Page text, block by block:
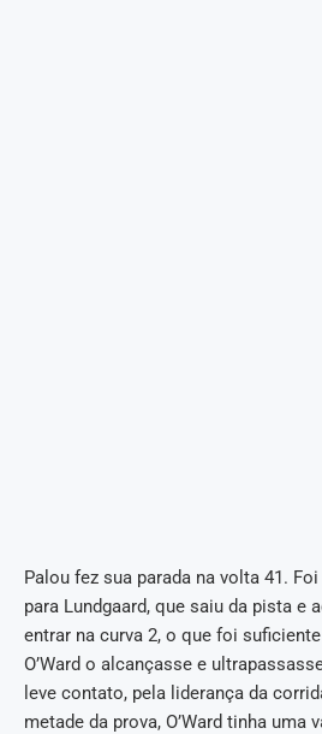
Palou fez sua parada na volta 41.
para Lundgaard, que saiu da pista e
entrar na curva 2, o que foi
O’Ward o alcançasse e
leve contato, pela liderança da
metade da prova, O’Ward tinha uma